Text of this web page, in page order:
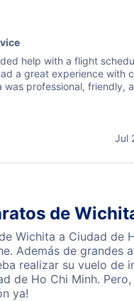
help with a flight
a great experience with
was professional, friendly,
kept me informed of the
Jul
de
Wichita a Ciudad de
Además de grandes
realizar su vuelo
de Ho Chi Minh.
ya!